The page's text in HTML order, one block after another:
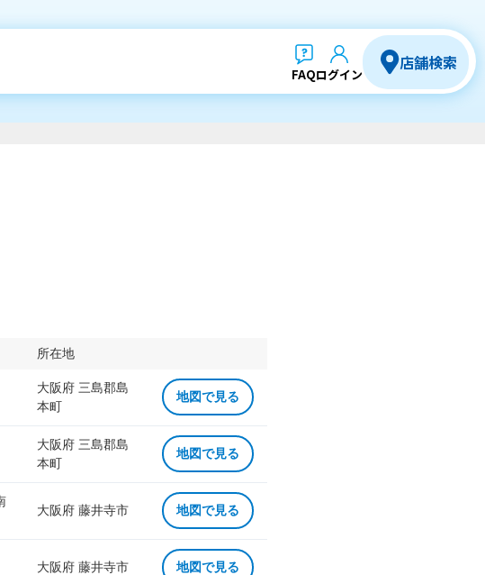
FAQログイン
店舗検索
所在地
大阪府 三島郡島
本町
地図で見る
大阪府 三島郡島
本町
地図で見る
大阪府 藤井寺市 地図で見る
大阪府 藤井寺市 地図で見る